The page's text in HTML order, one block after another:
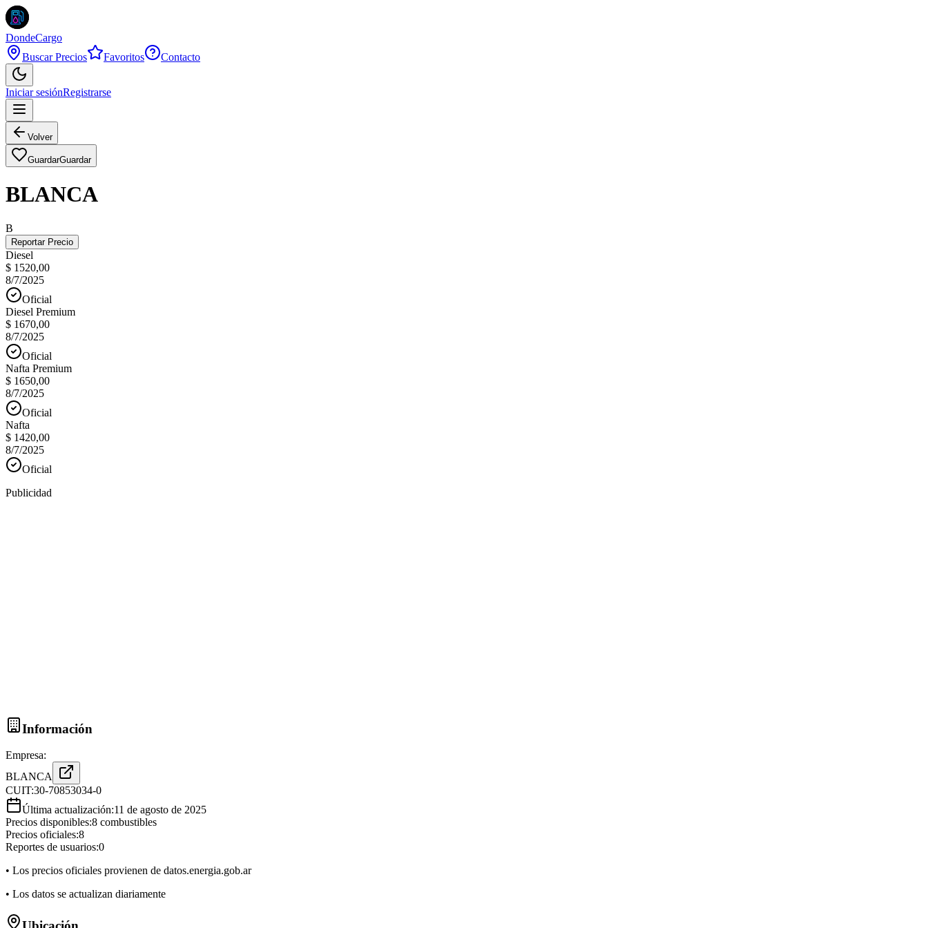
DondeCargo
Buscar Precios
Favoritos Contacto
Iniciar sesiónRegistrarse
Volver
GuardarGuardar
BLANCA
B
Reportar Precio
Diesel
$ 1520,00
8/7/2025
Oficial
Diesel Premium
$ 1670,00
8/7/2025
Oficial
Nafta Premium
$ 1650,00
8/7/2025
Oficial
Nafta
$ 1420,00
8/7/2025
Oficial
Publicidad
Información
Empresa:
BLANCA
CUIT:30-70853034-0
Última actualización:11 de agosto de 2025
Precios disponibles:8 combustibles
Precios oficiales:8
Reportes de usuarios:0
• Los precios oficiales provienen de datos.energia.gob.ar
• Los datos se actualizan diariamente